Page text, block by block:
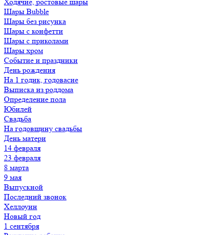
Шары Bubble
Шары без рисунка
Шары с конфетти
Шары с приколами
Шары хром
Событие и праздники
День рождения
На 1 годик, годовасие
Выписка из роддома
Определение пола
Юбилей
Свадьба
На годовщину свадьбы
День матери
14 февраля
23 февраля
8 марта
9 мая
Выпускной
Последний звонок
Хеллоуин
Новый год
1 сентября